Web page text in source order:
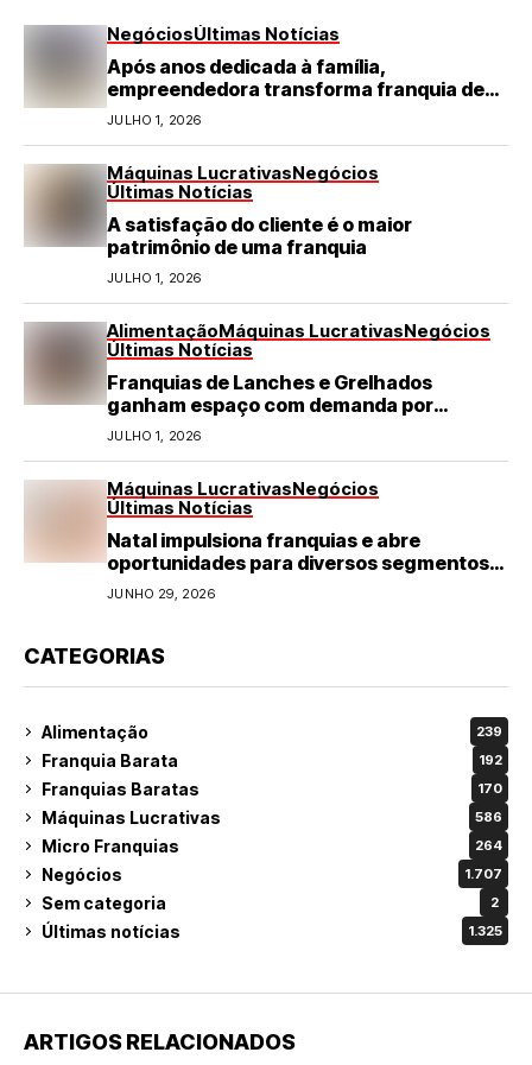
NegóciosÚltimas Notícias
Após anos dedicada à família,
empreendedora transforma franquia de
turismo em negócio de destaque no RN
JULHO 1, 2026
Máquinas LucrativasNegócios
Últimas Notícias
A satisfação do cliente é o maior
patrimônio de uma franquia
JULHO 1, 2026
AlimentaçãoMáquinas LucrativasNegócios
Últimas Notícias
Franquias de Lanches e Grelhados
ganham espaço com demanda por
refeições rápidas e de qualidade
JULHO 1, 2026
Máquinas LucrativasNegócios
Últimas Notícias
Natal impulsiona franquias e abre
oportunidades para diversos segmentos
do varejo
JUNHO 29, 2026
CATEGORIAS
Alimentação 239
Franquia Barata 192
Franquias Baratas 170
Máquinas Lucrativas 586
Micro Franquias 264
Negócios 1.707
Sem categoria 2
Últimas notícias 1.325
ARTIGOS RELACIONADOS